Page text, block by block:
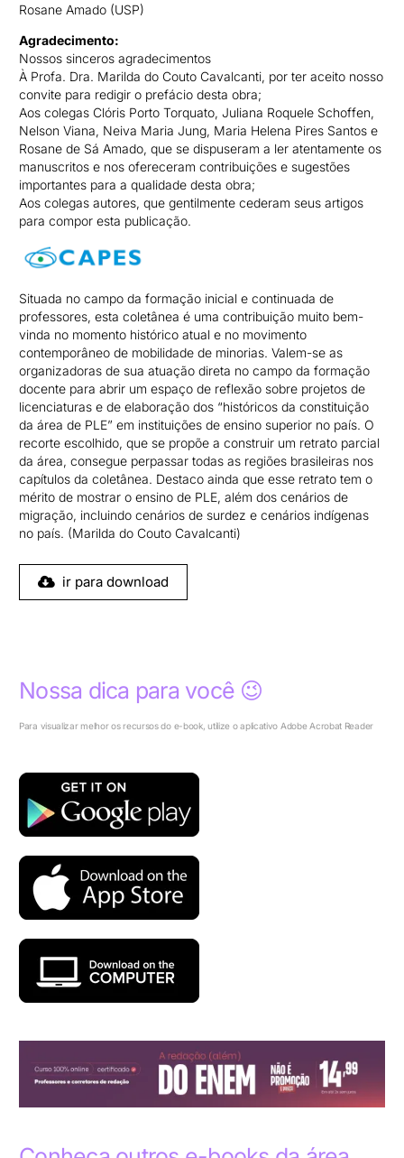
Rosane Amado (USP)
Agradecimento:
Nossos sinceros agradecimentos
À Profa. Dra. Marilda do Couto Cavalcanti, por ter aceito nosso
convite para redigir o prefácio desta obra;
Aos colegas Clóris Porto Torquato, Juliana Roquele Schoffen,
Nelson Viana, Neiva Maria Jung, Maria Helena Pires Santos e
Rosane de Sá Amado, que se dispuseram a ler atentamente os
manuscritos e nos ofereceram contribuições e sugestões
importantes para a qualidade desta obra;
Aos colegas autores, que gentilmente cederam seus artigos
para compor esta publicação.
Situada no campo da formação inicial e continuada de
professores, esta coletânea é uma contribuição muito bem-
vinda no momento histórico atual e no movimento
contemporâneo de mobilidade de minorias. Valem-se as
organizadoras de sua atuação direta no campo da formação
docente para abrir um espaço de reflexão sobre projetos de
licenciaturas e de elaboração dos “históricos da constituição
da área de PLE” em instituições de ensino superior no país. O
recorte escolhido, que se propõe a construir um retrato parcial
da área, consegue perpassar todas as regiões brasileiras nos
capítulos da coletânea. Destaco ainda que esse retrato tem o
mérito de mostrar o ensino de PLE, além dos cenários de
migração, incluindo cenários de surdez e cenários indígenas
no país. (Marilda do Couto Cavalcanti)
ir para download
Nossa dica para você 😉
Para visualizar melhor os recursos do e-book, utilize o aplicativo Adobe Acrobat Reader